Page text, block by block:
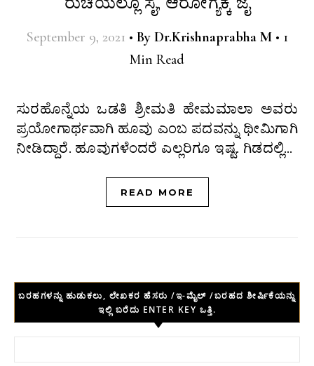
September 9, 2021 • By Dr.Krishnaprabha M • 1
Min Read
ಸುರಹೊನ್ನೆಯ ಒಡತಿ ಶ್ರೀಮತಿ ಹೇಮಮಾಲಾ ಅವರು
ಪ್ರಯೋಗಾರ್ಥವಾಗಿ ಹೂವು ಎಂಬ ಪದವನ್ನು ಥೀಮಿಗಾಗಿ
ನೀಡಿದ್ದಾರೆ. ಹೂವುಗಳೆಂದರೆ ಎಲ್ಲರಿಗೂ ಇಷ್ಟ. ಗಿಡದಲ್ಲಿ…
READ MORE
ಬರಹಗಳನ್ನು ಹುಡುಕಲು, ಲೇಖಕರ ಹೆಸರು /ಇ-ಮೈಲ್ /ಬರಹದ ಶೀರ್ಷಿಕೆಯನ್ನು
ಇಲ್ಲಿ ಬರೆದು ENTER KEY ಒತ್ತಿ.